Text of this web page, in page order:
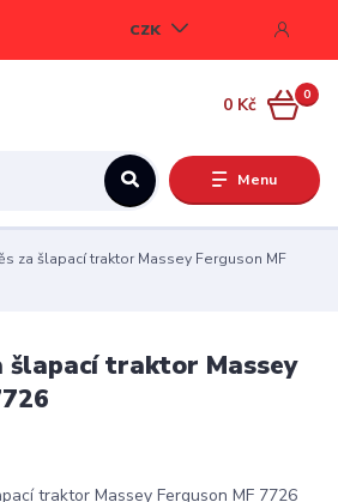
Menu
CZK
0
0 Kč
za šlapací traktor Massey Ferguson MF
šlapací traktor Massey